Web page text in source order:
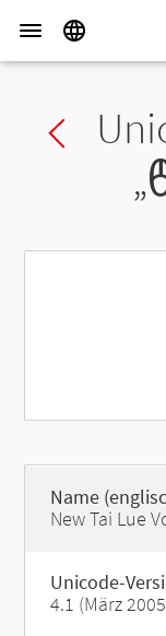
Previous
„
Name
New Tai Lue
Unicode-
4.1 (März